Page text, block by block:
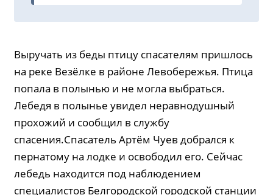
Выручать из беды птицу спасателям пришлось
на реке Везёлке в районе Левобережья. Птица
попала в полынью и не могла выбраться.
Лебедя в полынье увидел неравнодушный
прохожий и сообщил в службу
спасения.Спасатель Артём Чуев добрался к
пернатому на лодке и освободил его. Сейчас
лебедь находится под наблюдением
специалистов Белгородской городской станции